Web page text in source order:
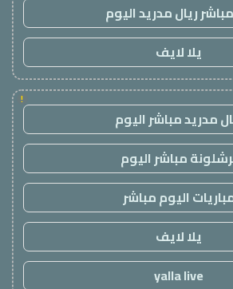
ريال مدريد اليوم
يلا لايف
!
مدريد مباشر اليوم
مباشر اليوم
اليوم مباشر
يلا لايف
yalla live